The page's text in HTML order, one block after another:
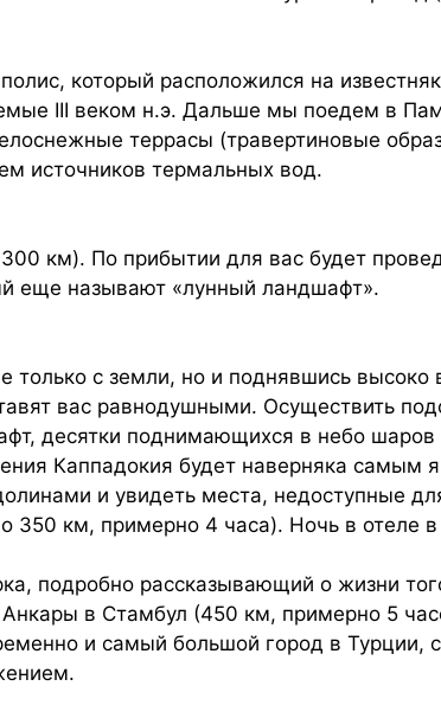
который расположился на
III веком н.э. Дальше мы поедем в
террасы (травертиновые
источников термальных вод.
км). По прибытии для вас будет
еще называют «лунный ландшафт».
с земли, но и поднявшись высоко
вас равнодушными. Осуществить
десятки поднимающихся в небо шаров
Каппадокия будет наверняка самым
и увидеть места, недоступные
350 км, примерно 4 часа). Ночь в отеле
подробно рассказывающий о жизни
в Стамбул (450 км, примерно 5
и самый большой город в Турции, с